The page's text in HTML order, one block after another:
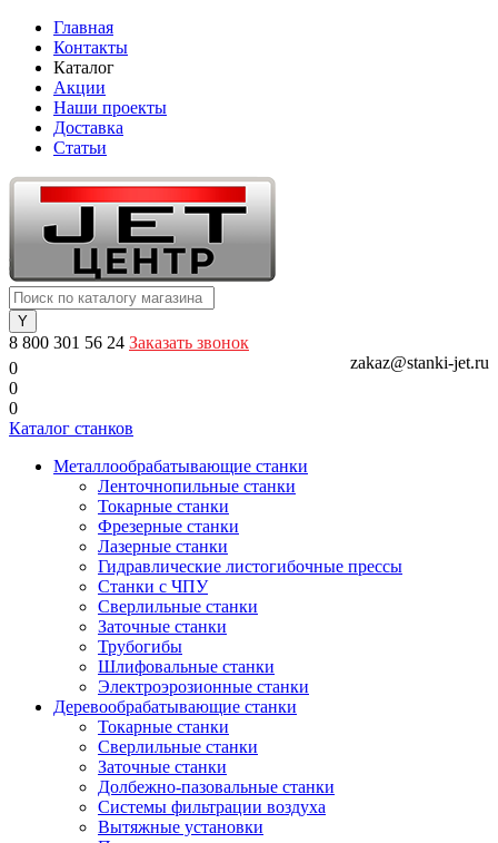
Главная
Контакты
Каталог
Акции
Наши проекты
Доставка
Статьи
8 800 301 56 24 Заказать звонок
zakaz@stanki-jet.ru
0
0
0
Каталог станков
Металлообрабатывающие станки
Ленточнопильные станки
Токарные станки
Фрезерные станки
Лазерные станки
Гидравлические листогибочные прессы
Станки с ЧПУ
Сверлильные станки
Заточные станки
Трубогибы
Шлифовальные станки
Электроэрозионные станки
Деревообрабатывающие станки
Токарные станки
Сверлильные станки
Заточные станки
Долбежно-пазовальные станки
Системы фильтрации воздуха
Вытяжные установки